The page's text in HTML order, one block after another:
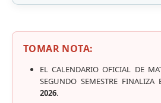
TOMAR NOTA:
EL CALENDARIO OFICIAL DE
SEGUNDO SEMESTRE
2026.